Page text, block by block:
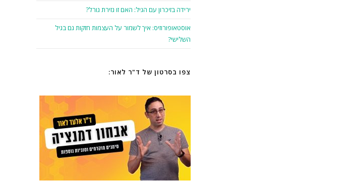
ירידה בזיכרון עם הגיל: האם זו גזירת גורל?
אוסטאופורוזיס: איך לשמור על העצמות חזקות גם בגיל
השלישי?
צפו בסרטון של ד"ר לאור: